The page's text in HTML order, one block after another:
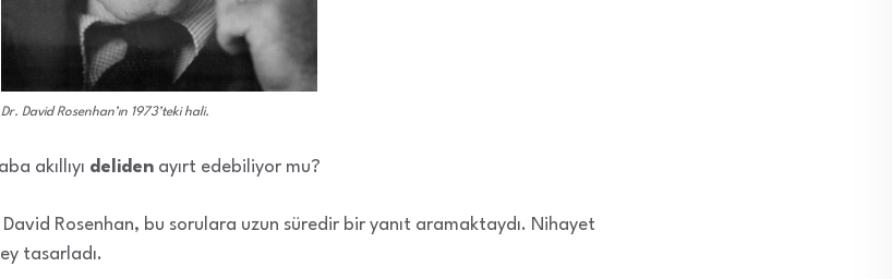
Dr. David Rosenhan’ın 1973’teki hali.
akıllıyı deliden ayırt edebiliyor mu?
Rosenhan, bu sorulara uzun süredir bir yanıt aramaktaydı. Nihayet
tasarladı.